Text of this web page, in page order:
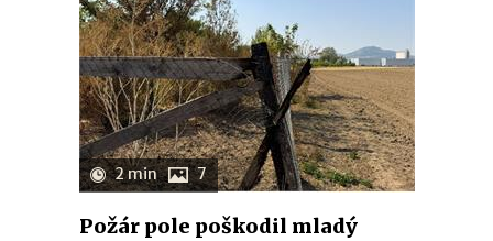
2 min 7
Požár pole poškodil mladý